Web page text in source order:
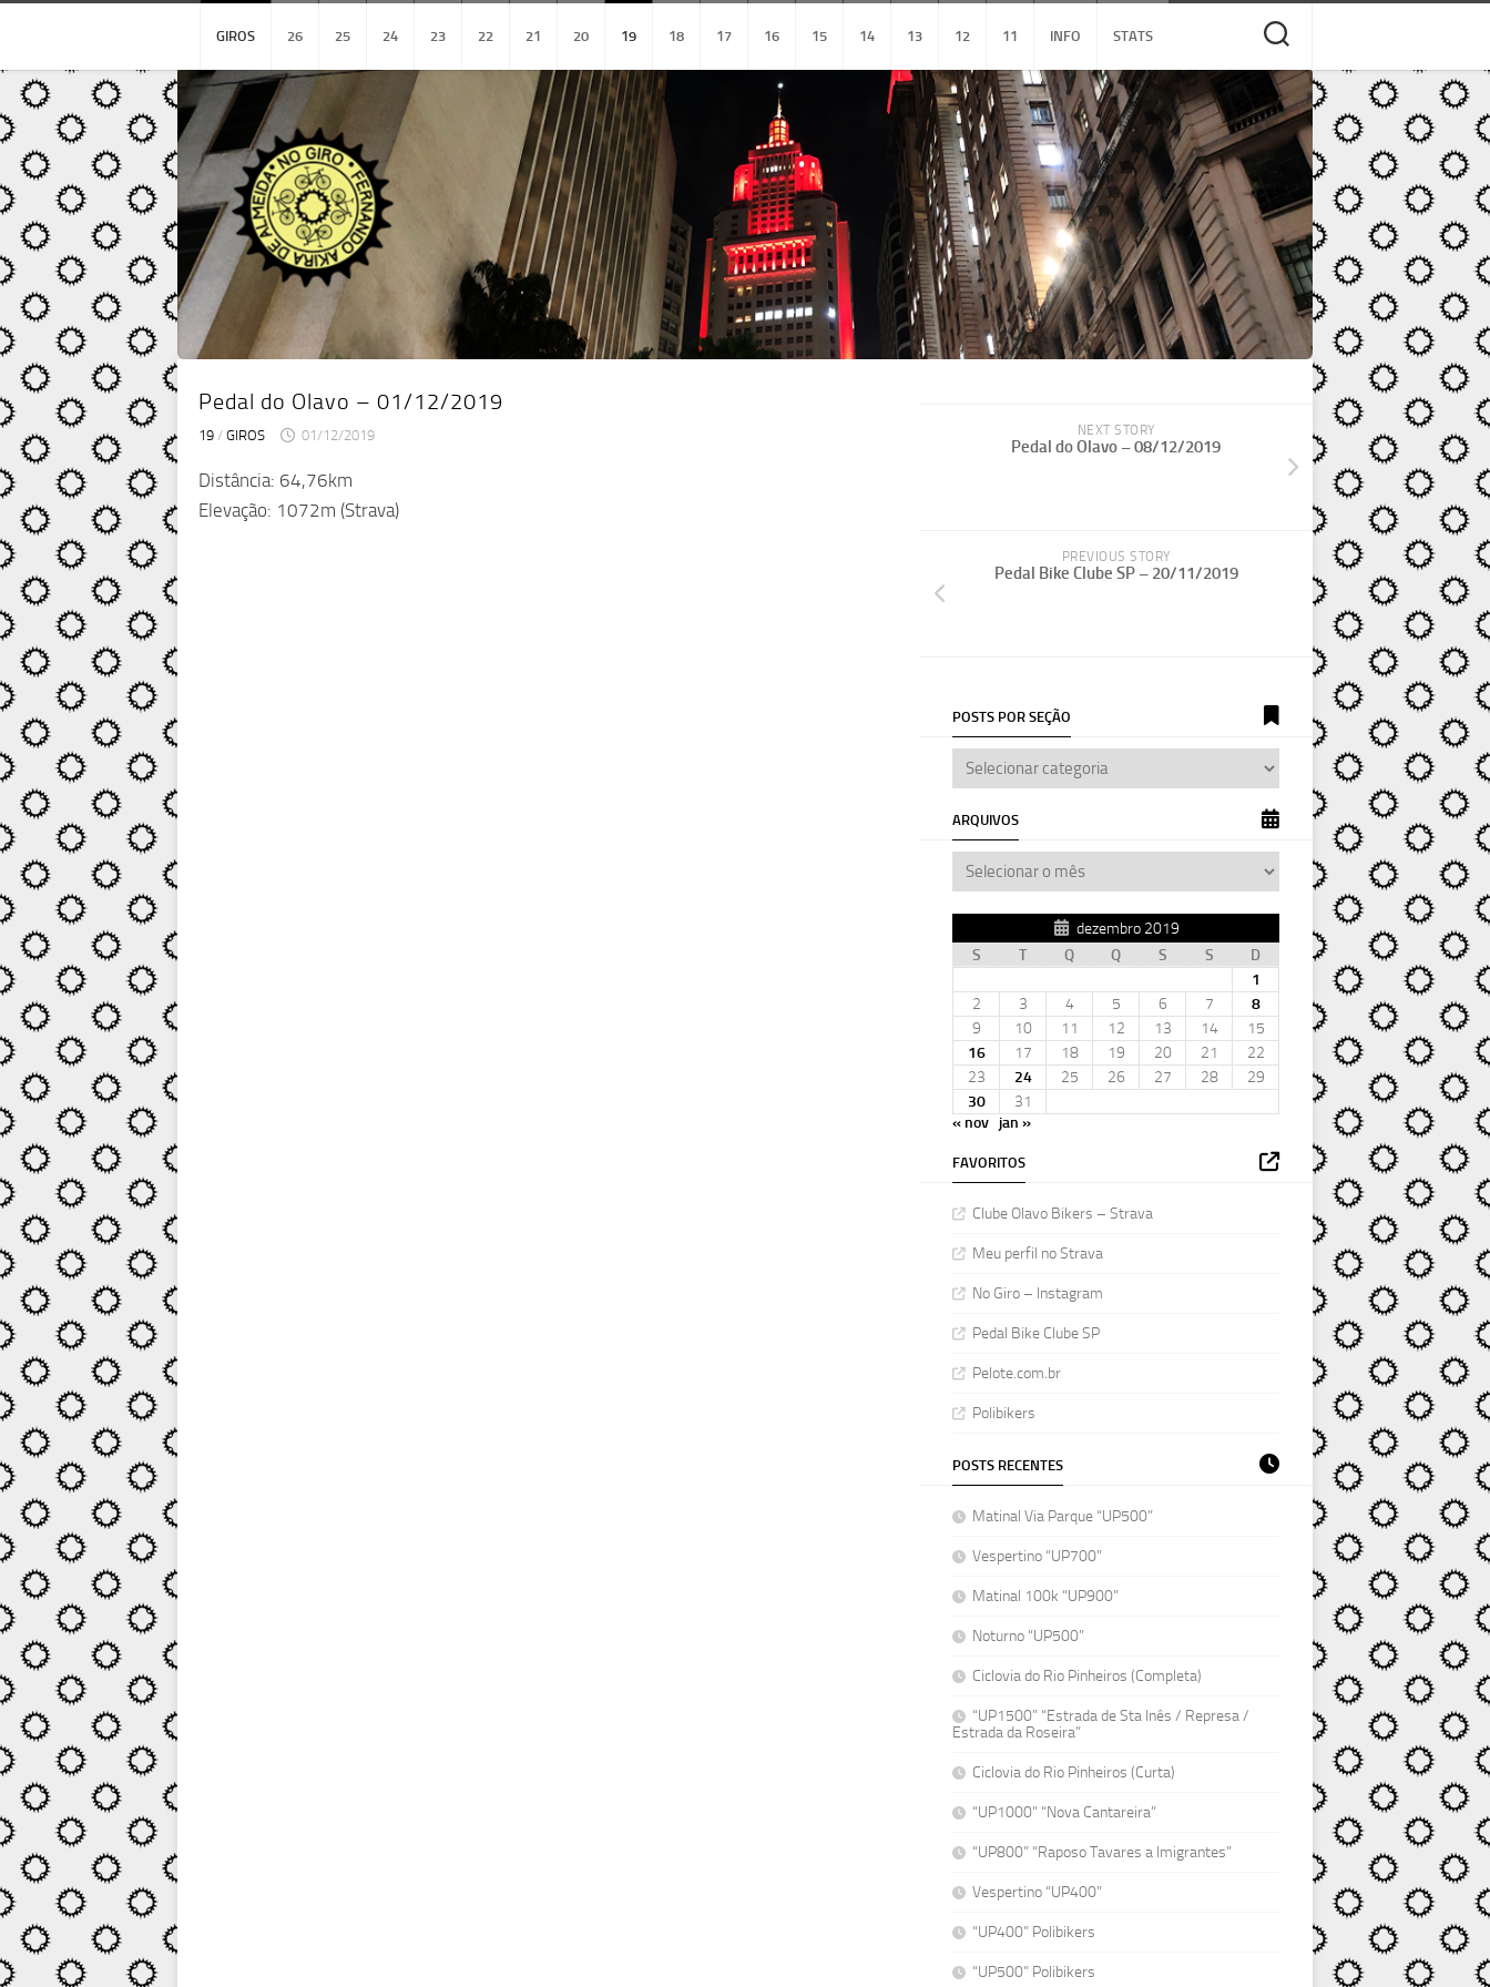
Skip
GIROS 26 25 24 23 22 21 20 19 18 17 16 15 14 13 12 11 INFO STATS
Pedal do Olavo – 01/12/2019
19 / GIROS 01/12/2019
Distância: 64,76km
Elevação: 1072m (Strava)
NEXT STORY
Pedal do Olavo – 08/12/2019
PREVIOUS STORY
Pedal Bike Clube SP – 20/11/2019
POSTS POR SEÇÃO
ARQUIVOS
dezembro 2019
S
T Q Q S S
D
1
2
3 4 5 6 7
8
9
10 11 12 13 14
15
16
17 18 19 20 21
22
23
24 25 26 27 28
29
30
31
« nov jan »
FAVORITOS
Clube Olavo Bikers – Strava
Meu perfil no Strava
No Giro – Instagram
Pedal Bike Clube SP
Pelote.com.br
Polibikers
POSTS RECENTES
Matinal Via Parque “UP500”
Vespertino “UP700”
Matinal 100k “UP900”
Noturno “UP500”
Ciclovia do Rio Pinheiros (Completa)
“UP1500” “Estrada de Sta Inês / Represa /
Estrada da Roseira”
Ciclovia do Rio Pinheiros (Curta)
“UP1000” “Nova Cantareira”
“UP800” “Raposo Tavares a Imigrantes”
Vespertino “UP400”
“UP400” Polibikers
“UP500” Polibikers